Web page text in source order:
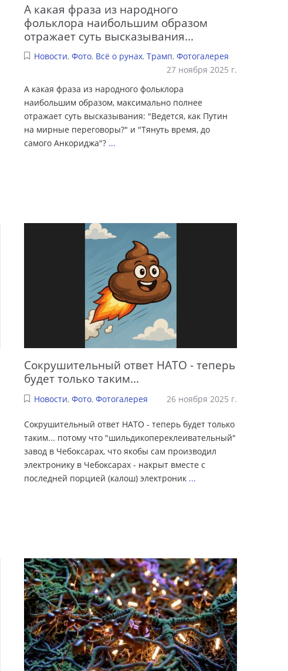
А какая фраза из народного
фольклора наибольшим образом
отражает суть высказывания...
Новости,Фото, Всё о рунах,Трамп,Фотогалерея
27 ноября 2025 г.
А какая фраза из народного фольклора
наибольшим образом, максимально полнее
отражает суть высказывания: "Ведется, как Путин
на мирные переговоры?" и "Тянуть время, до
самого Анкориджа"? ...
Сокрушительный ответ НАТО - теперь
будет только таким...
Новости,Фото,Фотогалерея 26 ноября 2025 г.
Сокрушительный ответ НАТО - теперь будет только
таким... потому что "шильдикопереклеивательный"
завод в Чебоксарах, что якобы сам производил
электронику в Чебоксарах - накрыт вместе с
последней порцией (калош) электроник ...